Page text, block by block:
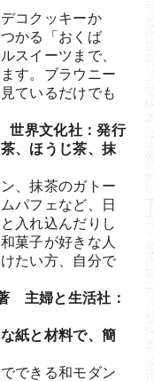
コクッキーか
かる「おくば
スイーツまで、
す。ブラウニー
ているだけでも
界文化社：発行
、ほうじ茶、抹
、抹茶のガトー
パフェなど、日
入れ込んだりし
菓子が好きな人
たい方、自分で
主婦と生活社：
紙と材料で、簡
できる和モダン